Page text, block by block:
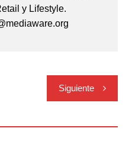
y Lifestyle.
Siguiente